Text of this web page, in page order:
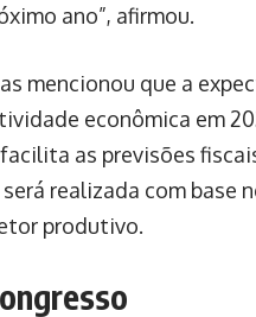
ano”, afirmou.
mencionou que a
econômica em
as previsões
realizada com base
produtivo.